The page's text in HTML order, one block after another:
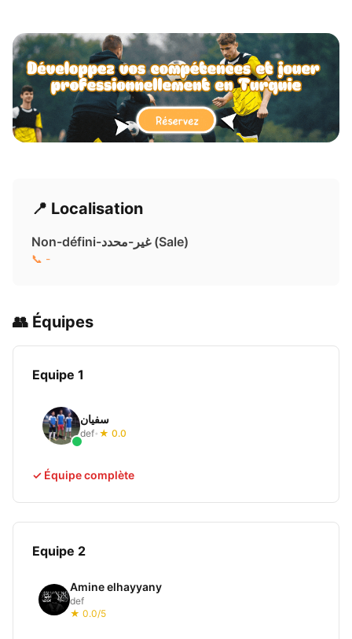
📍 Localisation
Non-défini-غير-محدد ( Sale)
📞 -
👥 Équipes
Equipe 1
سفيان
def• ★ 0.0
✓ Équipe complète
Equipe 2
Amine elhayyany
def
★ 0.0/5